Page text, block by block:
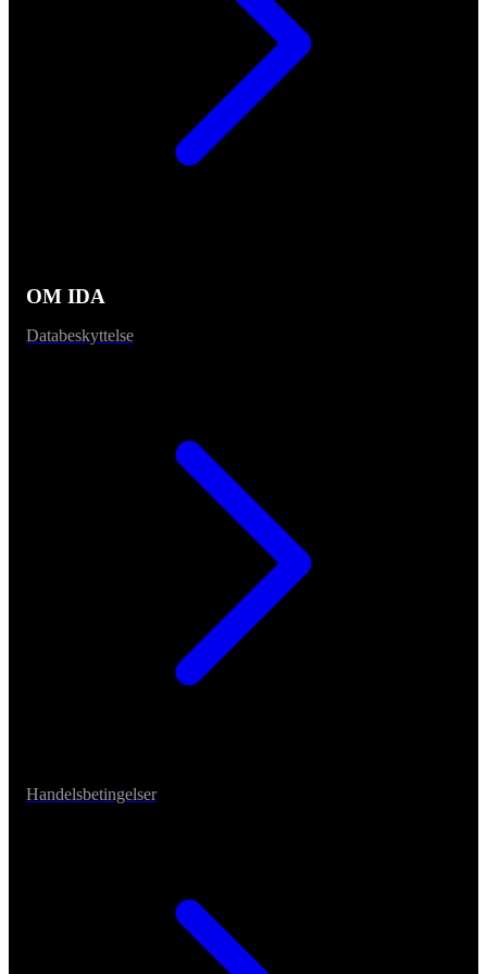
OM IDA
Databeskyttelse
Handelsbetingelser